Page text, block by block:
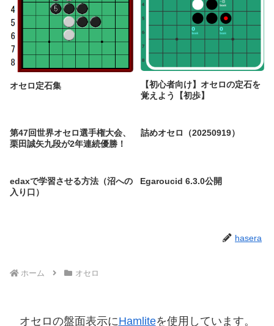
オセロ定石集
【初心者向け】オセロの定石を
覚えよう【初歩】
第47回世界オセロ選手権大会、
栗田誠矢九段が2年連続優勝！
詰めオセロ（20250919）
edaxで学習させる方法（沼への
入り口）
Egaroucid 6.3.0公開
hasera
ホーム オセロ
オセロの盤面表示にHamliteを使用しています。